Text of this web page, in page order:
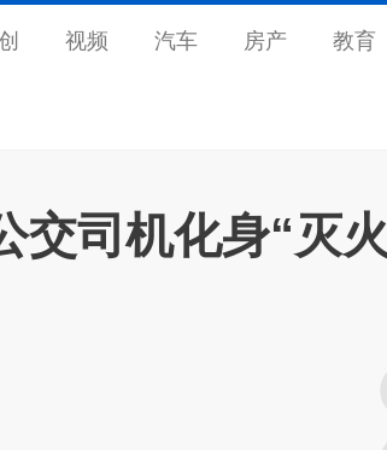
视频 汽车 房产 教育
交司机化身“灭火